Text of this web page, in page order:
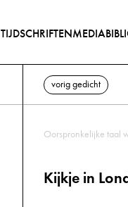
TIJDSCHRIFTEN
vorig gedicht
Oorspronkelijke taal
Kijkje in